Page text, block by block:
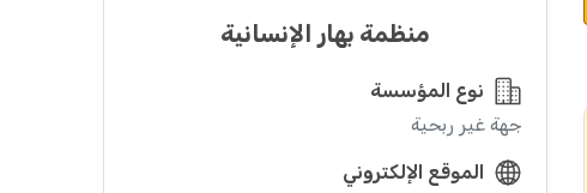
منظمة بهار الإنسانية
نوع المؤسسة
جهة غير ربحية
الموقع الإلكتروني